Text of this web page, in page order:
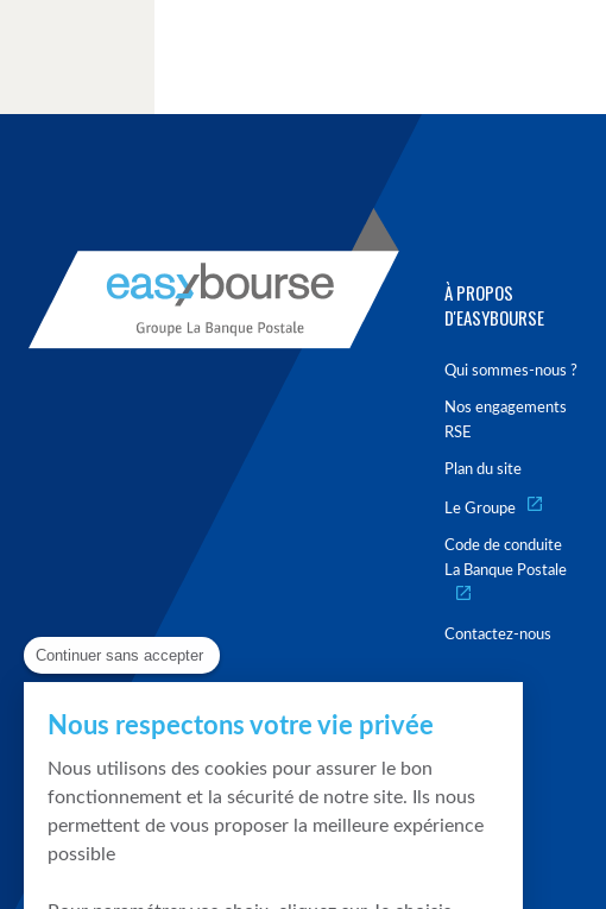
À PROPOS
D'EASYBOURSE
Qui sommes-nous ?
Nos engagements
RSE
Plan du site
Le Groupe
Code de conduite
La Banque Postale
Contactez-nous
Continuer sans accepter
Nous respectons votre vie privée
Nous utilisons des cookies pour assurer le bon
fonctionnement et la sécurité de notre site. Ils nous
permettent de vous proposer la meilleure expérience
possible